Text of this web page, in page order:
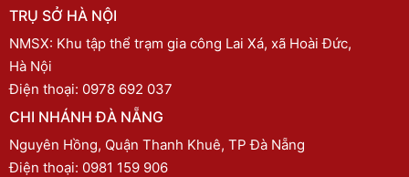
TRỤ SỞ HÀ NỘI
NMSX: Khu tập thể trạm gia công Lai Xá, xã Hoài Đức,
Hà Nội
Điện thoại: 0978 692 037
CHI NHÁNH ĐÀ NẴNG
Nguyên Hồng, Quận Thanh Khuê, TP Đà Nẵng
Điện thoại: 0981 159 906